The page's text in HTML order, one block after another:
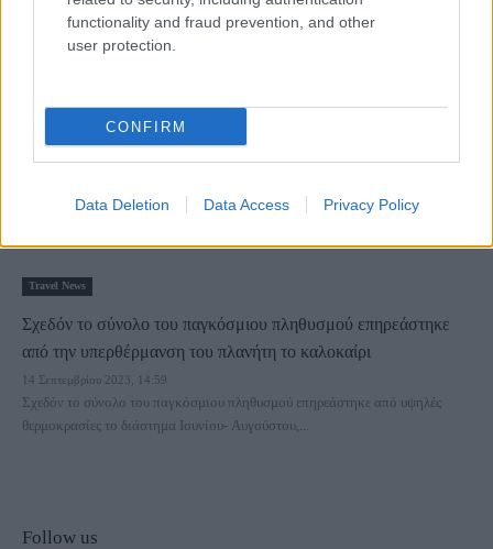
functionality and fraud prevention, and other
user protection.
CONFIRM
Data Deletion Data Access Privacy Policy
23 Μαΐου 2024, 11:36
Δύσκολο λόγω παρατεταμένου καύσωνα φαίνεται ότι θα είναι το φετινό
καλοκαίρι στην Ελλάδα αλλά...
Travel News
Σχεδόν το σύνολο του παγκόσμιου πληθυσμού επηρεάστηκε
από την υπερθέρμανση του πλανήτη το καλοκαίρι
14 Σεπτεμβρίου 2023, 14:59
Σχεδόν το σύνολο του παγκόσμιου πληθυσμού επηρεάστηκε από υψηλές
θερμοκρασίες το διάστημα Ιουνίου- Αυγούστου,...
Follow us